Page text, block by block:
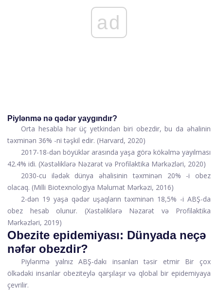
ad
Piylənmə nə qədər yaygındır?
Orta hesabla hər üç yetkindən biri obezdir, bu da əhalinin
təxminən 36% -ni təşkil edir. (Harvard, 2020)
2017-18-dən böyüklər arasında yaşa görə kökəlmə yayılması
42.4% idi. (Xəstəliklərə Nəzarət və Profilaktika Mərkəzləri, 2020)
2030-cu ilədək dünya əhalisinin təxminən 20% -i obez
olacaq. (Milli Biotexnologiya Məlumat Mərkəzi, 2016)
2-dən 19 yaşa qədər uşaqların təxminən 18,5% -i ABŞ-da
obez hesab olunur. (Xəstəliklərə Nəzarət və Profilaktika
Mərkəzləri, 2019)
Obezite epidemiyası: Dünyada neçə
nəfər obezdir?
Piylənmə yalnız ABŞ-dakı insanları təsir etmir Bir çox
ölkədəki insanlar obeziteylə qarşılaşır və qlobal bir epidemiyaya
çevrilir.